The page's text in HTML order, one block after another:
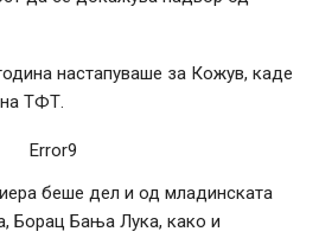
настапуваше за Кожув, каде
на ТФТ.
Error9
беше дел и од младинската
Борац Бања Лука, како и